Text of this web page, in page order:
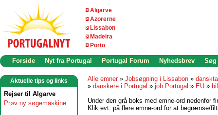
Algarve
Azorerne
Lissabon
Madeira
Porto
Forside Nyt fra Portugal Portugal Forum Nyhedsbrev Søg
Aktuelle tips og links
Rejser til Algarve
Prøv ny søgemaskine
Alle emner » Jobsøgning i Lissabon »
» danskere i Portugal » job Portugal » EU »
Under den grå boks med emne-ord nedenfor
Klik evt. på flere emne-ord for at begrænse/